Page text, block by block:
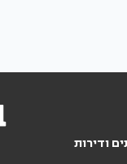
ודירות